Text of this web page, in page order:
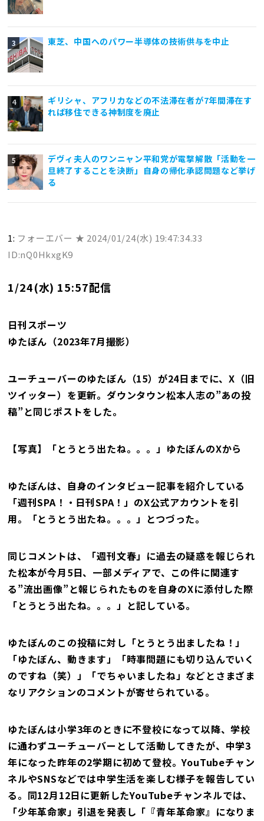
東芝、中国へのパワー半導体の技術供与を中止
ギリシャ、アフリカなどの不法滞在者が7年間滞在す
れば移住できる神制度を廃止
デヴィ夫人のワンニャン平和党が電撃解散「活動を一
旦終了することを決断」自身の帰化承認問題など挙げ
る
1: フォーエバー ★ 2024/01/24(水) 19:47:34.33
ID:nQ0HkxgK9
1/24(水) 15:57配信
日刊スポーツ
ゆたぼん（2023年7月撮影）
ユーチューバーのゆたぼん（15）が24日までに、X（旧
ツイッター）を更新。ダウンタウン松本人志の”あの投
稿”と同じポストをした。
【写真】「とうとう出たね。。。」ゆたぼんのXから
ゆたぼんは、自身のインタビュー記事を紹介している
「週刊SPA！・日刊SPA！」のX公式アカウントを引
用。「とうとう出たね。。。」とつづった。
同じコメントは、「週刊文春」に過去の疑惑を報じられ
た松本が今月5日、一部メディアで、この件に関連す
る”流出画像”と報じられたものを自身のXに添付した際
「とうとう出たね。。。」と記している。
ゆたぼんのこの投稿に対し「とうとう出ましたね！」
「ゆたぼん、動きます」「時事問題にも切り込んでいく
のですね（笑）」「でちゃいましたね」などとさまざま
なリアクションのコメントが寄せられている。
ゆたぼんは小学3年のときに不登校になって以降、学校
に通わずユーチューバーとして活動してきたが、中学3
年になった昨年の2学期に初めて登校。YouTubeチャン
ネルやSNSなどでは中学生活を楽しむ様子を報告してい
る。同12月12日に更新したYouTubeチャンネルでは、
「少年革命家」引退を発表し「『青年革命家』になりま